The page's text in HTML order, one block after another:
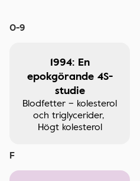
0-9
1994: En
epokgörande 4S-
studie
Blodfetter – kolesterol
och triglycerider
Högt kolesterol
F